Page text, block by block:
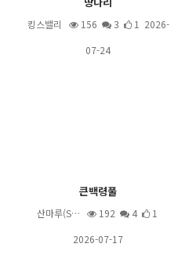
킹스밸리 156 3
1 2026-
07-24
큰백령풀
산마루(S… 192 4
1
2026-07-17